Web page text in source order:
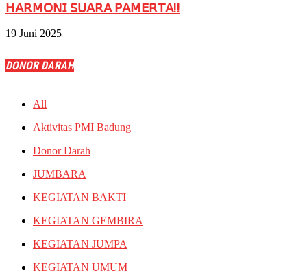
𝖧𝖠𝖱𝖬𝖮𝖭𝖨 𝖲𝖴𝖠𝖱𝖠 𝖯𝖠𝖬𝖤𝖱𝖳𝖠!!
19 Juni 2025
DONOR DARAH
All
Aktivitas PMI Badung
Donor Darah
JUMBARA
KEGIATAN BAKTI
KEGIATAN GEMBIRA
KEGIATAN JUMPA
KEGIATAN UMUM